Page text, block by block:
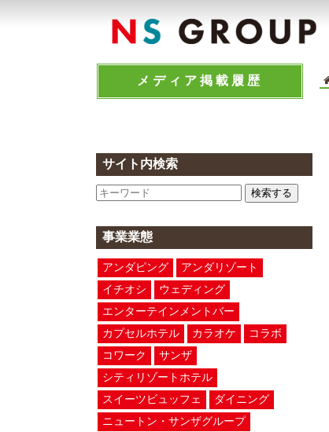
メディア掲載履歴
サイト内検索
検索する
事業業態
アンダピング
アンダリゾート
イチオシ
ウェディング
エンターテインメントバー
カプセルホテル
カラオケ
コラボ
コワーク
サンザ
シティリゾートホテル
スイーツビュッフェ
ダイニング
ニュートン・サンザグループ